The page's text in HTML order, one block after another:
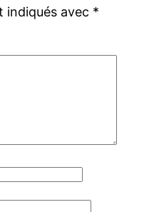
indiqués avec *